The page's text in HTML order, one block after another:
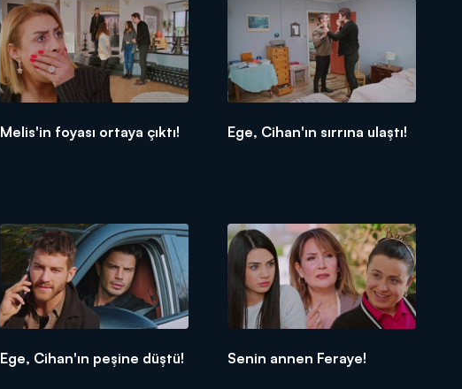
Melis'in foyası ortaya çıktı! Ege, Cihan'ın sırrına ulaştı!
Ege, Cihan'ın peşine düştü! Senin annen Feraye!